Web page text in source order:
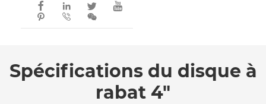
  


 
Spécifications du disque à
rabat 4"